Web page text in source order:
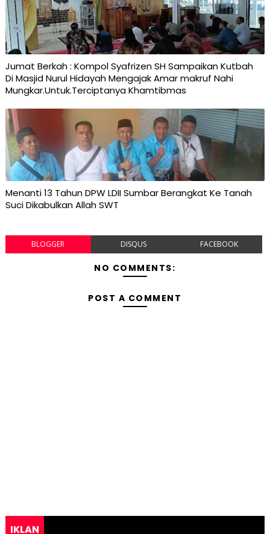
Jumat Berkah : Kompol Syafrizen SH Sampaikan Kutbah
Di Masjid Nurul Hidayah Mengajak Amar makruf Nahi
Mungkar.Untuk.Terciptanya Khamtibmas
Menanti 13 Tahun DPW LDII Sumbar Berangkat Ke Tanah
Suci Dikabulkan Allah SWT
BLOGGER DISQUS FACEBOOK
NO COMMENTS:
POST A COMMENT
IKLAN